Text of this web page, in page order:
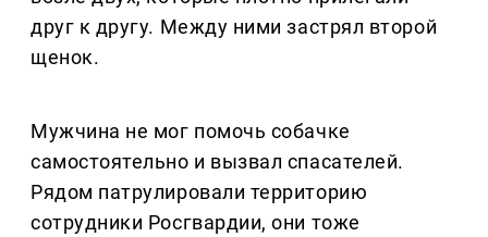
друг к другу. Между ними застрял второй
щенок.
Мужчина не мог помочь собачке
самостоятельно и вызвал спасателей.
Рядом патрулировали территорию
сотрудники Росгвардии, они тоже